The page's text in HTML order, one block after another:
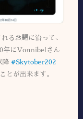
るお題に沿って、
年にVonnibelさん
降 #Skytober202
とが出来ます。